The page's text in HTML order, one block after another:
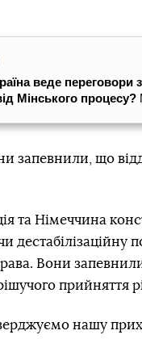
веде
Мінського процесу?
запевнили, що
та Німеччина
дестабілізаційну
Вони
прийняття
нашу